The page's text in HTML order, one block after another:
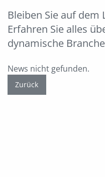
Bleiben Sie auf
Erfahren Sie alles
dynamische
News nicht gefunden.
Zurück